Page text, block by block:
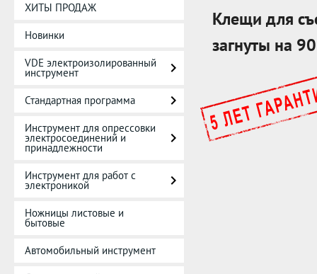
ХИТЫ ПРОДАЖ
Новинки
VDE электроизолированный
инструмент
Стандартная программа
Инструмент для опрессовки
электросоединений и
принадлежности
Инструмент для работ с
электроникой
Ножницы листовые и
бытовые
Автомобильный инструмент
Клещи для
загнуты на